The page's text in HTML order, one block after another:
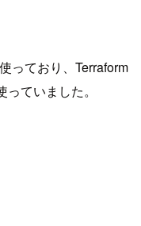
っており、Terraform
ていました。